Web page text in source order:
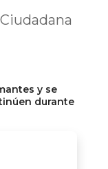
y se
durante